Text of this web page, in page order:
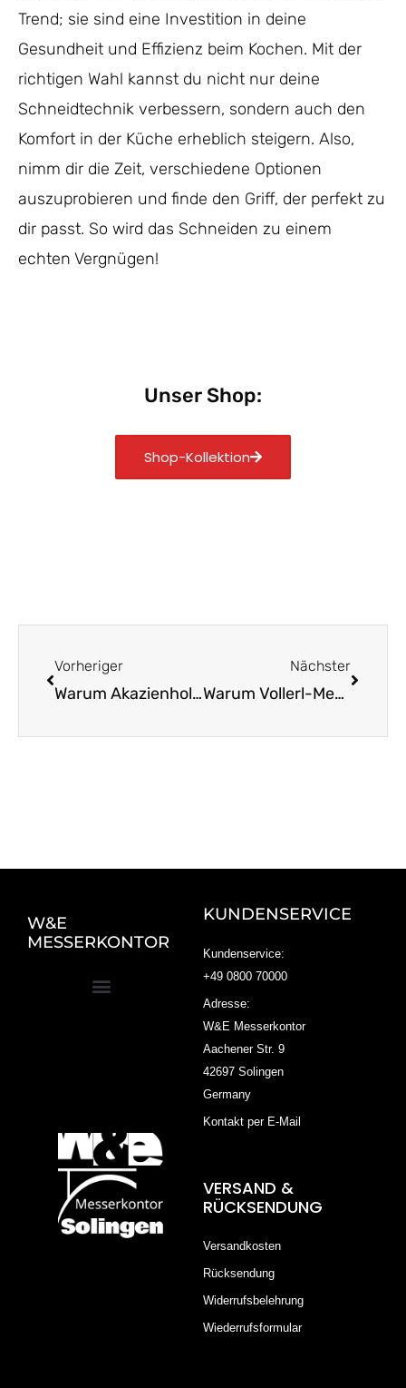
Trend; sie sind eine Investition in deine
Gesundheit und Effizienz beim Kochen. Mit der
richtigen Wahl kannst du nicht nur deine
Schneidtechnik verbessern, sondern auch den
Komfort in der Küche erheblich steigern. Also,
nimm dir die Zeit, verschiedene Optionen
auszuprobieren und finde den Griff, der perfekt zu
dir passt. So wird das Schneiden zu einem
echten Vergnügen!
Unser Shop:
Shop-Kollektion
Vorheriger
Warum Akazienholzgriffe die beste Wahl sind
Nächster
Warum Vollerl-Messer einfach stabiler sind
W&E
MESSERKONTOR
KUNDENSERVICE
Kundenservice:
+49 0800 70000
Adresse:
W&E Messerkontor
Aachener Str. 9
42697 Solingen
Germany
Kontakt per E-Mail
VERSAND &
RÜCKSENDUNG
Versandkosten
Rücksendung
Widerrufsbelehrung
Wiederrufsformular